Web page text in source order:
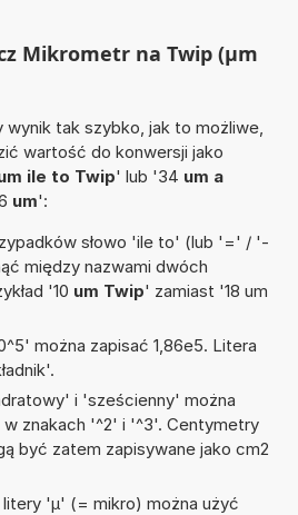
Mikrometr na Twip (µm
wynik tak szybko, jak to możliwe,
wartość do konwersji jako
ile to Twip' lub '34 um a
um':
słowo 'ile to' (lub '=' / '-
między nazwami dwóch
'10 um Twip' zamiast '18 um
można zapisać 1,86e5. Litera
i 'sześcienny' można
znakach '^2' i '^3'. Centymetry
być zatem zapisywane jako cm2
'µ' (= mikro) można użyć